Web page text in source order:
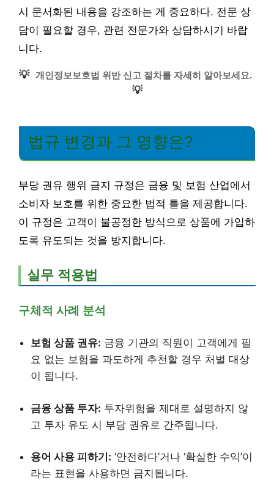
시 문서화된 내용을 강조하는 게 중요하다. 전문 상
담이 필요할 경우, 관련 전문가와 상담하시기 바랍
니다.
💡 개인정보보호법 위반 신고 절차를 자세히 알아보세요.
💡
법규 변경과 그 영향은?
부당 권유 행위 금지 규정은 금융 및 보험 산업에서
소비자 보호를 위한 중요한 법적 틀을 제공합니다.
이 규정은 고객이 불공정한 방식으로 상품에 가입하
도록 유도되는 것을 방지합니다.
실무 적용법
구체적 사례 분석
보험 상품 권유: 금융 기관의 직원이 고객에게 필
요 없는 보험을 과도하게 추천할 경우 처벌 대상
이 됩니다.
금융 상품 투자: 투자위험을 제대로 설명하지 않
고 투자 유도 시 부당 권유로 간주됩니다.
용어 사용 피하기: ‘안전하다’거나 ‘확실한 수익’이
라는 표현을 사용하면 금지됩니다.